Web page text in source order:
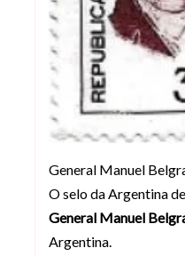
General Manuel
O selo da Argentina
General Manuel
Argentina.